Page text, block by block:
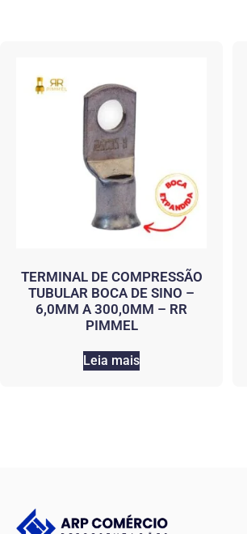
TERMINAL DE COMPRESSÃO
TUBULAR BOCA DE SINO –
6,0MM A 300,0MM – RR
PIMMEL
Leia mais